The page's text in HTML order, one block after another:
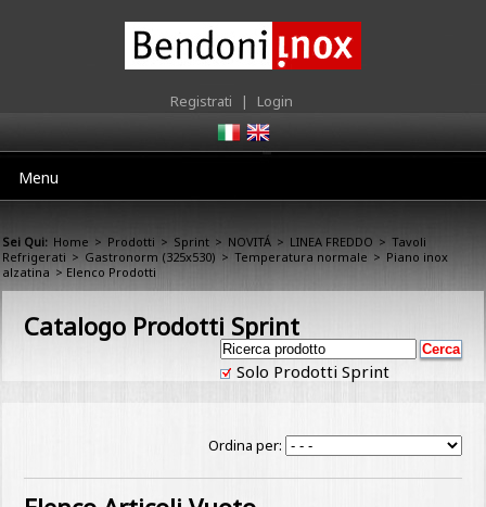
Registrati | Login
Menu
Sei Qui: Home > Prodotti > Sprint > NOVITÁ > LINEA FREDDO > Tavoli
Refrigerati > Gastronorm (325x530) > Temperatura normale > Piano inox
alzatina > Elenco Prodotti
Catalogo Prodotti Sprint
Solo Prodotti Sprint
Ordina per: